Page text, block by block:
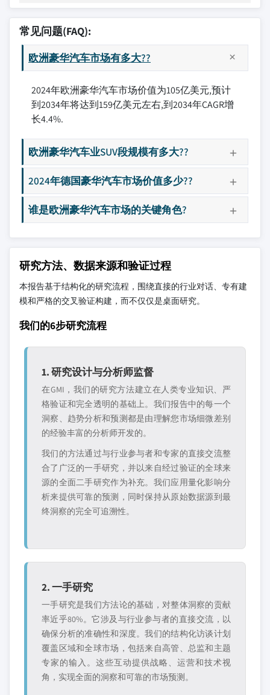
常见问题(FAQ):
欧洲豪华汽车市场有多大??
2024年欧洲豪华汽车市场价值为105亿美元,预计
到2034年将达到159亿美元左右,到2034年CAGR增
长4.4%.
欧洲豪华汽车业SUV段规模有多大??
2024年德国豪华汽车市场价值多少??
谁是欧洲豪华汽车市场的关键角色?
研究方法、数据来源和验证过程
本报告基于结构化的研究流程，围绕直接的行业对话、专有建
模和严格的交叉验证构建，而不仅仅是桌面研究。
我们的6步研究流程
1. 研究设计与分析师监督
在GMI，我们的研究方法建立在人类专业知识、严
格验证和完全透明的基础上。我们报告中的每一个
洞察、趋势分析和预测都是由理解您市场细微差别
的经验丰富的分析师开发的。
我们的方法通过与行业参与者和专家的直接交流整
合了广泛的一手研究，并以来自经过验证的全球来
源的全面二手研究作为补充。我们应用量化影响分
析来提供可靠的预测，同时保持从原始数据源到最
终洞察的完全可追溯性。
2. 一手研究
一手研究是我们方法论的基础，对整体洞察的贡献
率近乎80%。它涉及与行业参与者的直接交流，以
确保分析的准确性和深度。我们的结构化访谈计划
覆盖区域和全球市场，包括来自高管、总监和主题
专家的输入。这些互动提供战略、运营和技术视
角，实现全面的洞察和可靠的市场预测。